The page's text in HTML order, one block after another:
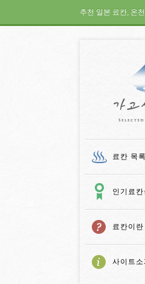
추천 일본 료칸, 온
료칸 목록
인기료칸
료칸이란
사이트소